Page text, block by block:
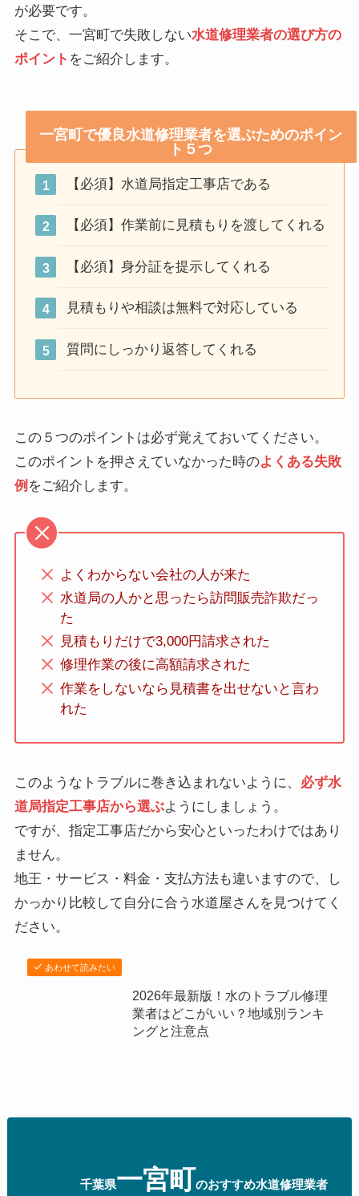
が必要です。
そこで、一宮町で失敗しない水道修理業者の選び方の
ポイント をご紹介します。
一宮町で優良水道修理業者を選ぶためのポイン
ト５つ
【必須】水道局指定工事店である
【必須】作業前に見積もりを渡してくれる
【必須】身分証を提示してくれる
見積もりや相談は無料で対応している
質問にしっかり返答してくれる
この５つのポイントは必ず覚えておいてください。
このポイントを押さえていなかった時のよくある失敗
例 をご紹介します。
よくわからない会社の人が来た
水道局の人かと思ったら訪問販売詐欺だっ
た
見積もりだけで3,000円請求された
修理作業の後に高額請求された
作業をしないなら見積書を出せないと言わ
れた
このようなトラブルに巻き込まれないように、 必ず水
道局指定工事店から選ぶようにしましょう。
ですが、指定工事店だから安心といったわけではあり
ません。
地王・サービス・料金・支払方法も違いますので、し
かっかり比較して自分に合う水道屋さんを見つけてく
ださい。
あわせて読みたい
2026年最新版！水のトラブル修理
業者はどこがいい？地域別ランキ
ングと注意点
千葉県一宮町のおすすめ水道修理業者